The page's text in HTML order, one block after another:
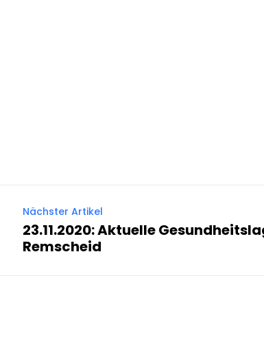
Nächster Artikel
23.11.2020: Aktuelle
Remscheid